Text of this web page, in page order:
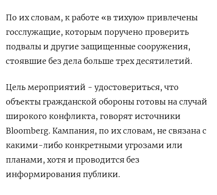
По их словам, к работе «в тихую» привлечены
госслужащие, которым поручено проверить
подвалы и другие защищенные сооружения,
стоявшие без дела больше трех десятилетий.
Цель мероприятий - удостовериться, что
объекты гражданской обороны готовы на случай
широкого конфликта, говорят источники
Bloomberg. Кампания, по их словам, не связана с
какими-либо конкретными угрозами или
планами, хотя и проводится без
информирования публики.